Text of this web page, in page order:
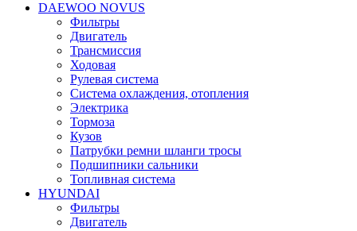
DAEWOO NOVUS
Фильтры
Двигатель
Трансмиссия
Ходовая
Рулевая система
Система охлаждения, отопления
Электрика
Тормоза
Кузов
Патрубки ремни шланги тросы
Подшипники cальники
Топливная система
HYUNDAI
Фильтры
Двигатель